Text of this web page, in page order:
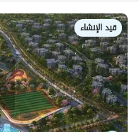
قيد الإنشاء